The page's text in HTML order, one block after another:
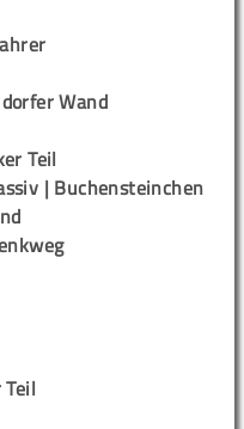
Wand
Teil
| Buchensteinchen